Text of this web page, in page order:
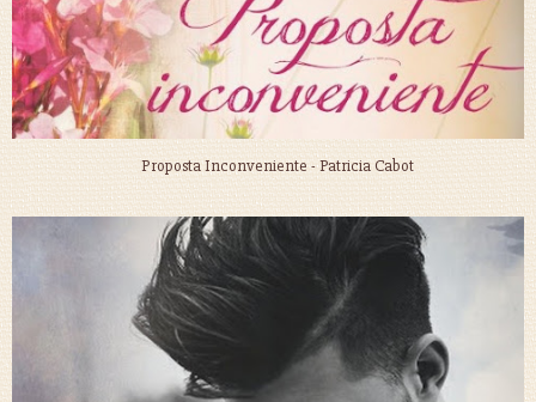
Proposta Inconveniente - Patricia Cabot